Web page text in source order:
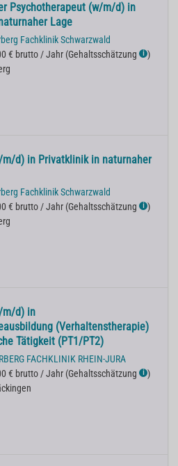
Psychotherapeut (w/m/d) in
Lage
Fachklinik Schwarzwald
€ brutto / Jahr (Gehaltsschätzung ℹ )
m/d) in Privatklinik in naturnaher
Fachklinik Schwarzwald
€ brutto / Jahr (Gehaltsschätzung ℹ )
m/d) in
(Verhaltenstherapie)
Tätigkeit (PT1/PT2)
FACHKLINIK RHEIN-JURA
€ brutto / Jahr (Gehaltsschätzung ℹ )